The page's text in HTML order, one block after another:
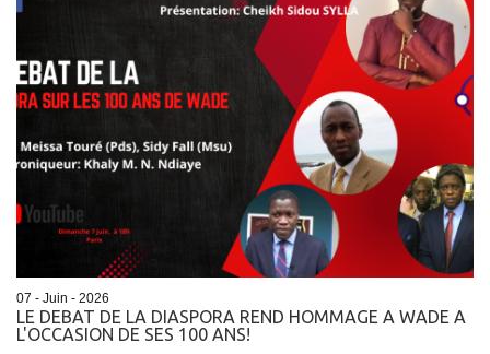
07 - Juin - 2026
LE DEBAT DE LA DIASPORA REND HOMMAGE A WADE A
L'OCCASION DE SES 100 ANS!